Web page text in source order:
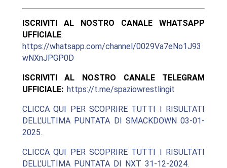
ISCRIVITI AL NOSTRO CANALE WHATSAPP
UFFICIALE:
https://whatsapp.com/channel/0029Va7eNo1J93
wNXnJPGP0D
ISCRIVITI AL NOSTRO CANALE TELEGRAM
UFFICIALE: https://t.me/spaziowrestlingit
CLICCA QUI PER SCOPRIRE TUTTI I RISULTATI
DELL’ULTIMA PUNTATA DI SMACKDOWN 03-01-
2025.
CLICCA QUI PER SCOPRIRE TUTTI I RISULTATI
DELL’ULTIMA PUNTATA DI NXT 31-12-2024.